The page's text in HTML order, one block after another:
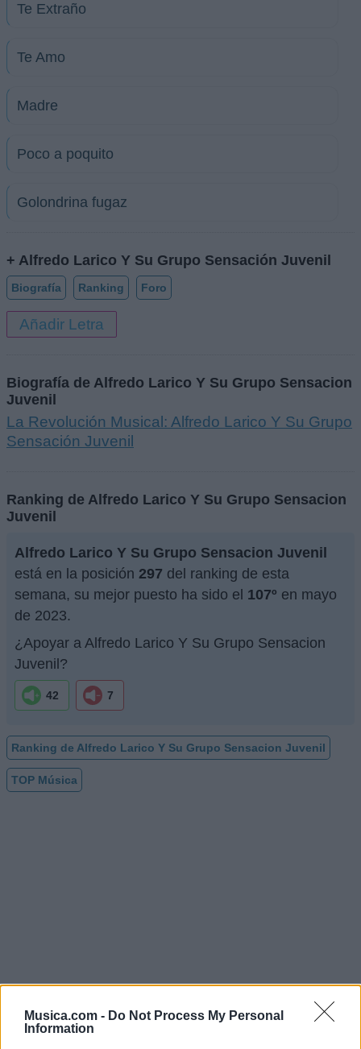
Musica.com - Do Not Process My Personal
Information
Te Extraño
Te Amo
Madre
Poco a poquito
Golondrina fugaz
+ Alfredo Larico Y Su Grupo Sensación Juvenil
Biografía Ranking Foro
Añadir Letra
Biografía de Alfredo Larico Y Su Grupo Sensacion
Juvenil
La Revolución Musical: Alfredo Larico Y Su Grupo
Sensación Juvenil
Ranking de Alfredo Larico Y Su Grupo Sensacion
Juvenil
Alfredo Larico Y Su Grupo Sensacion Juvenil
está en la posición 297 del ranking de esta
semana, su mejor puesto ha sido el 107º en mayo
de 2023.
¿Apoyar a Alfredo Larico Y Su Grupo Sensacion
Juvenil?
42 7
Ranking de Alfredo Larico Y Su Grupo Sensacion Juvenil
TOP Música